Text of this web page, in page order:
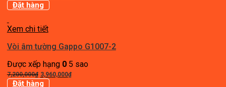
gốc
12,800,000₫.
Đặt hàng
Xem chi tiết
Vòi âm tường Gappo G1007-2
Được xếp hạng 05 sao
7,200,000₫ Giá
gốc
3,960,000₫Giá
Đặt hàng